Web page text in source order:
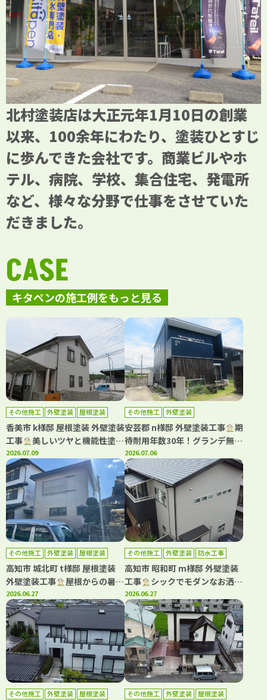
北村塗装店は大正元年1月10日の創業
以来、100余年にわたり、塗装ひとすじ
に歩んできた会社です。商業ビルやホ
テル、病院、学校、集合住宅、発電所
など、様々な分野で仕事をさせていた
だきました。
キタペンの施工例をもっと見る
CASE
その他施工 外壁塗装 屋根塗装
香美市 k様邸 屋根塗装 外壁塗装
工事
美しいツヤと機能性塗料
でお家を守る塗装です
2026.07.09
その他施工 外壁塗装
安芸郡 n様邸 外壁塗装工事
期
待耐用年数30年！グランデ無機
で塗装(^^♪ネイビーで上質で
落ち着いた雰囲気に
2026.07.06
その他施工 外壁塗装 屋根塗装
高知市 城北町 t様邸 屋根塗装
外壁塗装工事
屋根からの暑さ
を軽減！！遮熱塗料で施工しま
した
2026.06.27
その他施工 外壁塗装 防水工事
高知市 昭和町 m様邸 外壁塗装
工事
シックでモダンなお洒落
ツートンはこの組み合わせ
2026.06.27
その他施工 外壁塗装
屋根塗装
その他施工 外壁塗装 屋根塗装